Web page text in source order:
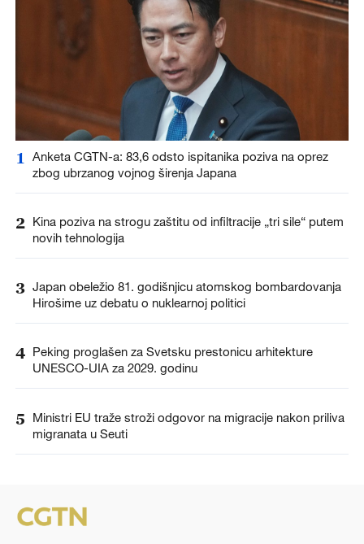
1
Anketa CGTN-a: 83,6 odsto ispitanika poziva na oprez
zbog ubrzanog vojnog širenja Japana
2 Kina poziva na strogu zaštitu od infiltracije „tri sile“ putem
novih tehnologija
3 Japan obeležio 81. godišnjicu atomskog bombardovanja
Hirošime uz debatu o nuklearnoj politici
4 Peking proglašen za Svetsku prestonicu arhitekture
UNESCO-UIA za 2029. godinu
5
Ministri EU traže stroži odgovor na migracije nakon priliva
migranata u Seuti